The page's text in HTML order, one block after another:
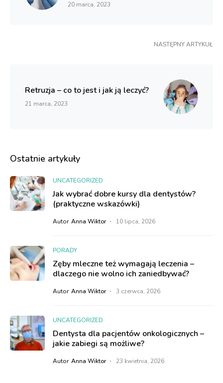
20 marca, 2023
NASTĘPNY ARTYKUŁ
Retruzja – co to jest i jak ją leczyć?
21 marca, 2023
Ostatnie artykuły
UNCATEGORIZED
Jak wybrać dobre kursy dla dentystów?
(praktyczne wskazówki)
Autor Anna Wiktor 10 lipca, 2026
PORADY
Zęby mleczne też wymagają leczenia –
dlaczego nie wolno ich zaniedbywać?
Autor Anna Wiktor 3 czerwca, 2026
UNCATEGORIZED
Dentysta dla pacjentów onkologicznych –
jakie zabiegi są możliwe?
Autor Anna Wiktor 23 kwietnia, 2026